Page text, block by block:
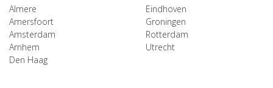
Almere
Amersfoort
Amsterdam
Arnhem
Den Haag
Eindhoven
Groningen
Rotterdam
Utrecht